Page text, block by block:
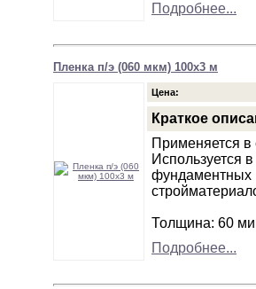
Подробнее...
Пленка п/э (060 мкм) 100х3 м
Цена:
Краткое
Применяется в
Используется
фундаментных
Толщина: 60
Подробнее...